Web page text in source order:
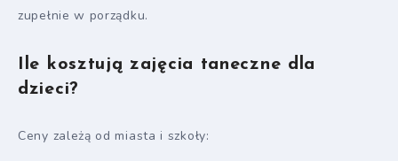
zupełnie w porządku.
Ile kosztują zajęcia taneczne dla
dzieci?
Ceny zależą od miasta i szkoły: